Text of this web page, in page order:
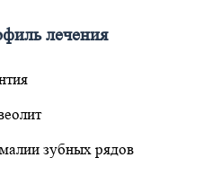
лечения
зубных рядов